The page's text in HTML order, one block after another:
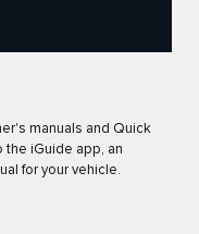
manuals and Quick
the iGuide app, an
for your vehicle.